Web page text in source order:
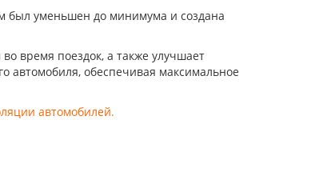
был уменьшен до минимума и создана
время поездок, а также улучшает
автомобиля, обеспечивая максимальное
автомобилей.